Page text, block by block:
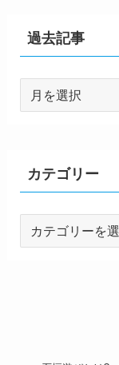
過去記事
カテゴリー